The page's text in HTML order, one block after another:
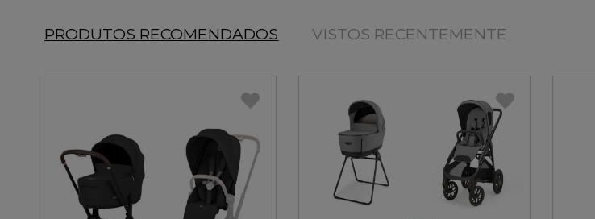
PRODUTOS RECOMENDADOS VISTOS RECENTEMENTE